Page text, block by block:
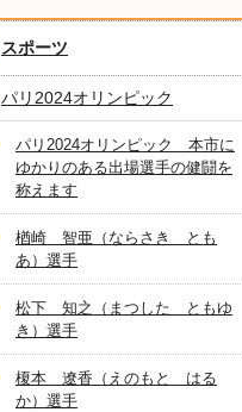
スポーツ
パリ2024オリンピック
パリ2024オリンピック 本市に
ゆかりのある出場選手の健闘を
称えます
楢崎 智亜（ならさき とも
あ）選手
松下 知之（まつした ともゆ
き）選手
榎本 遼香（えのもと はる
か）選手